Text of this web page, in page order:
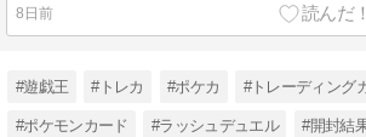
8日前
#遊戯王 #トレカ #ポケカ #トレーディング
#ポケモンカード #ラッシュデュエル #開封結